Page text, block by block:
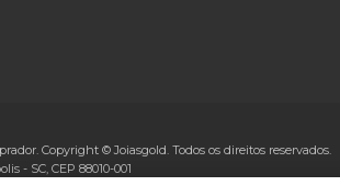
Copyright © Joiasgold. Todos os direitos reservados.
- SC, CEP 88010-001